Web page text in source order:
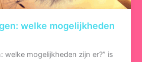
welke mogelijkheden
welke mogelijkheden zijn er?” is